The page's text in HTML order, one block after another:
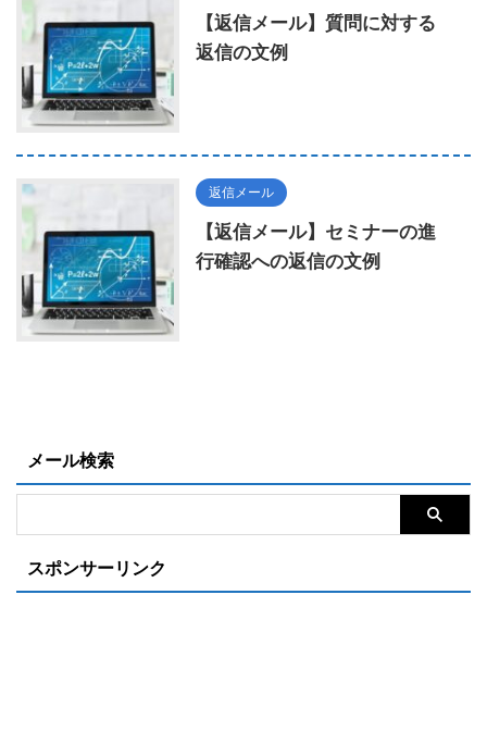
【返信メール】質問に対する
返信の文例
返信メール
【返信メール】セミナーの進
行確認への返信の文例
メール検索
スポンサーリンク